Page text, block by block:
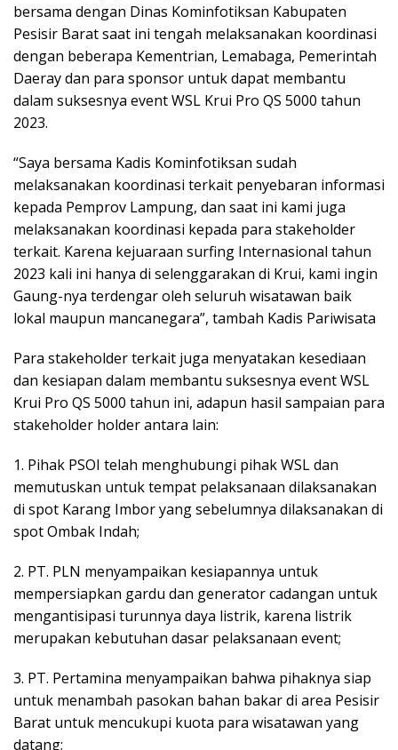
bersama dengan Dinas Kominfotiksan Kabupaten
Pesisir Barat saat ini tengah melaksanakan koordinasi
dengan beberapa Kementrian, Lemabaga, Pemerintah
Daeray dan para sponsor untuk dapat membantu
dalam suksesnya event WSL Krui Pro QS 5000 tahun
2023.
“Saya bersama Kadis Kominfotiksan sudah
melaksanakan koordinasi terkait penyebaran informasi
kepada Pemprov Lampung, dan saat ini kami juga
melaksanakan koordinasi kepada para stakeholder
terkait. Karena kejuaraan surfing Internasional tahun
2023 kali ini hanya di selenggarakan di Krui, kami ingin
Gaung-nya terdengar oleh seluruh wisatawan baik
lokal maupun mancanegara”, tambah Kadis Pariwisata
Para stakeholder terkait juga menyatakan kesediaan
dan kesiapan dalam membantu suksesnya event WSL
Krui Pro QS 5000 tahun ini, adapun hasil sampaian para
stakeholder holder antara lain:
1. Pihak PSOI telah menghubungi pihak WSL dan
memutuskan untuk tempat pelaksanaan dilaksanakan
di spot Karang Imbor yang sebelumnya dilaksanakan di
spot Ombak Indah;
2. PT. PLN menyampaikan kesiapannya untuk
mempersiapkan gardu dan generator cadangan untuk
mengantisipasi turunnya daya listrik, karena listrik
merupakan kebutuhan dasar pelaksanaan event;
3. PT. Pertamina menyampaikan bahwa pihaknya siap
untuk menambah pasokan bahan bakar di area Pesisir
Barat untuk mencukupi kuota para wisatawan yang
datang;